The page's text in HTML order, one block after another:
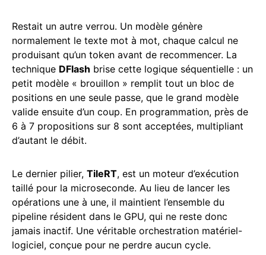
Restait un autre verrou. Un modèle génère
normalement le texte mot à mot, chaque calcul ne
produisant qu’un token avant de recommencer. La
technique DFlash brise cette logique séquentielle : un
petit modèle « brouillon » remplit tout un bloc de
positions en une seule passe, que le grand modèle
valide ensuite d’un coup. En programmation, près de
6 à 7 propositions sur 8 sont acceptées, multipliant
d’autant le débit.
Le dernier pilier, TileRT, est un moteur d’exécution
taillé pour la microseconde. Au lieu de lancer les
opérations une à une, il maintient l’ensemble du
pipeline résident dans le GPU, qui ne reste donc
jamais inactif. Une véritable orchestration matériel-
logiciel, conçue pour ne perdre aucun cycle.